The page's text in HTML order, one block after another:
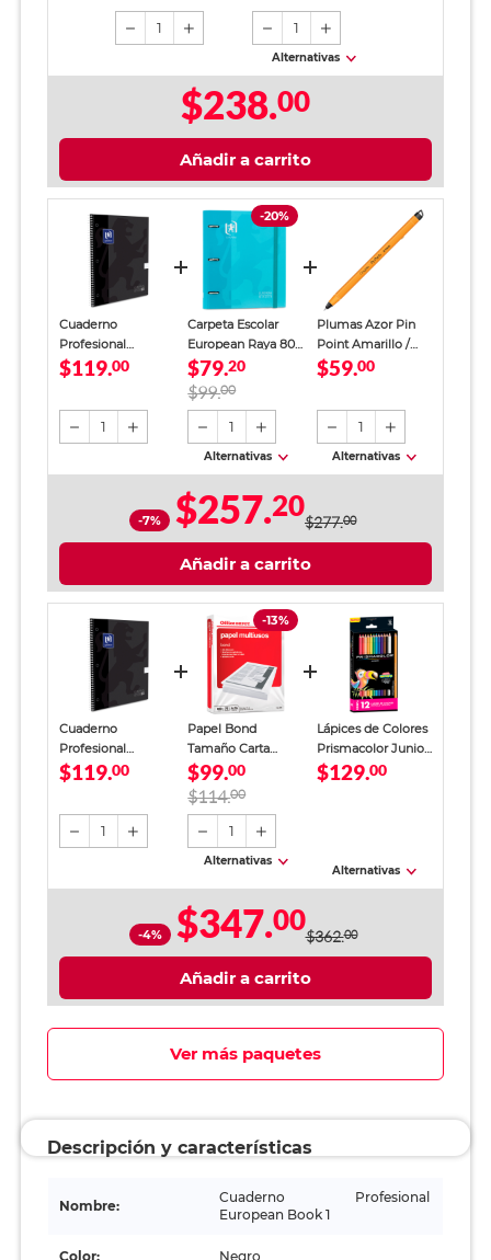
1 1
Alternativas
$238.00
Añadir a carrito
Cuaderno
Profesional
European Book 1
$119.00
1
-20%
Carpeta Escolar
European Raya 80
Hojas
$79.20
$99.00
1
Alternativas
Plumas Azor Pin
Point Amarillo /
Punto fino / Tinta
$59.00
1
Alternativas
-7% $257.20$277.00
Añadir a carrito
Cuaderno
Profesional
European Book 1
$119.00
1
-13%
Papel Bond
Tamaño Carta
Office Depot
Blanco 500 hojas
$99.00
$114.00
1
Alternativas
Lápices de Colores
Prismacolor Junior
12 piezas
$129.00
Alternativas
-4% $347.00$362.00
Añadir a carrito
Ver más paquetes
Descripción y características
Nombre:
Cuaderno Profesional
European Book 1
Color: Negro